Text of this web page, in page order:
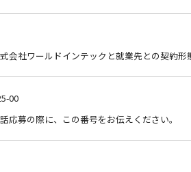
会社ワールドインテックと就業先との契約形
00
応募の際に、この番号をお伝えください。